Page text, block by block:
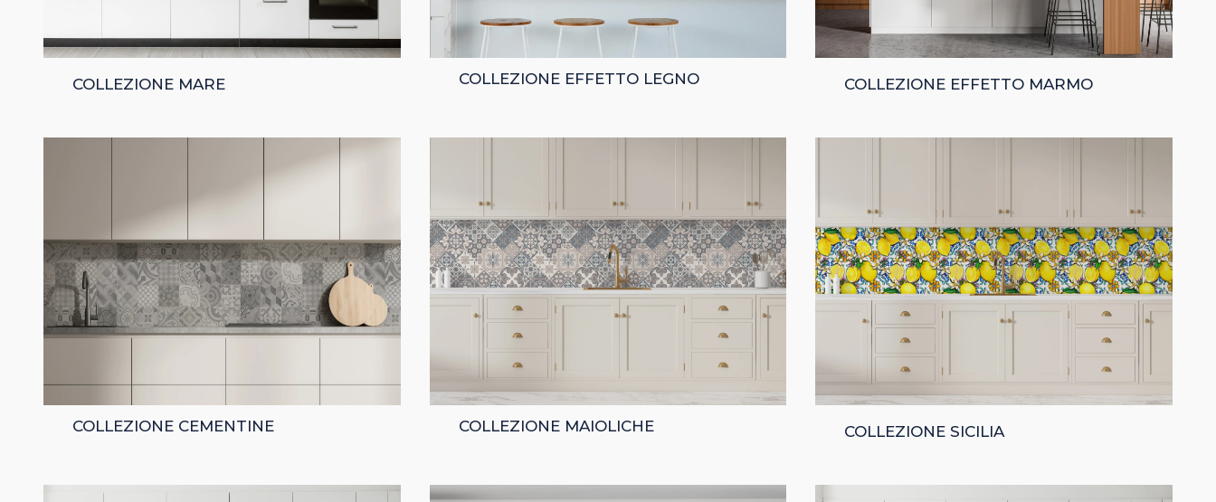
COLLEZIONE MARE COLLEZIONE EFFETTO LEGNO COLLEZIONE EFFETTO MARMO
COLLEZIONE CEMENTINE COLLEZIONE MAIOLICHE COLLEZIONE SICILIA